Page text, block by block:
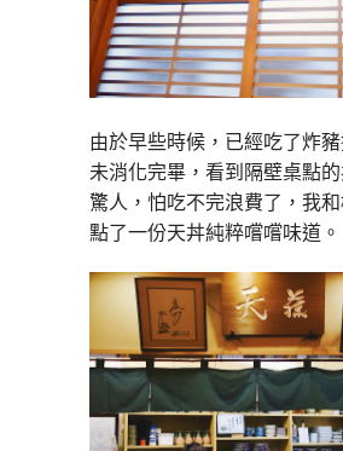
由於早些時候，已經吃了炸
未消化完畢，看到隔壁桌點
驚人，怕吃不完浪費了，我
點了一份天丼純粹嚐嚐味道。